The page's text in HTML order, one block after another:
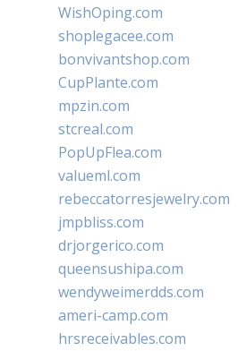
WishOping.com
shoplegacee.com
bonvivantshop.com
CupPlante.com
mpzin.com
stcreal.com
PopUpFlea.com
valueml.com
rebeccatorresjewelry.com
jmpbliss.com
drjorgerico.com
queensushipa.com
wendyweimerdds.com
ameri-camp.com
hrsreceivables.com